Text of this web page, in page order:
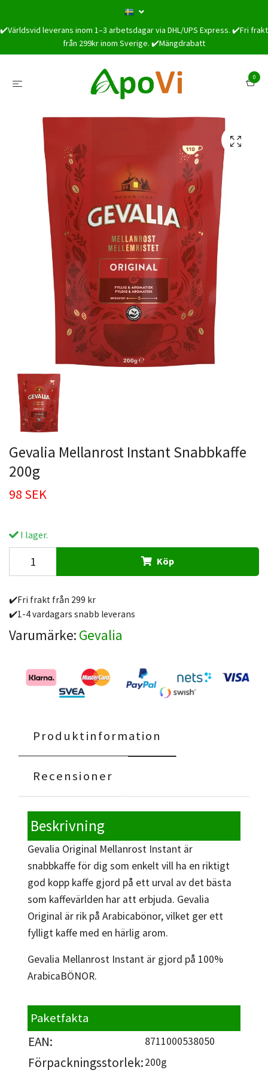
✔️Världsvid leverans inom 1–3 arbetsdagar via DHL/UPS Express. ✔️Fri frakt
från 299kr inom Sverige. ✔️Mängdrabatt
0
Gevalia Mellanrost Instant Snabbkaffe
200g
98 SEK
I lager.
Köp
✔️Fri frakt från 299 kr
✔️1-4 vardagars snabb leverans
Varumärke: Gevalia
Produktinformation
Recensioner
Beskrivning
Gevalia Original Mellanrost Instant är
snabbkaffe för dig som enkelt vill ha en riktigt
god kopp kaffe gjord på ett urval av det bästa
som kaffevärlden har att erbjuda. Gevalia
Original är rik på Arabicabönor, vilket ger ett
fylligt kaffe med en härlig arom.
Gevalia Mellanrost Instant är gjord på 100%
ArabicaBÖNOR.
Paketfakta
EAN: 8711000538050
Förpackningsstorlek:200g